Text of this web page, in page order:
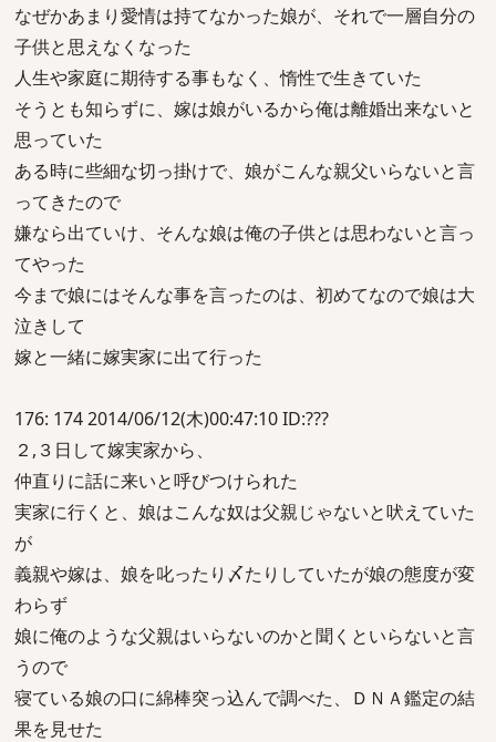
なぜかあまり愛情は持てなかった娘が、それで一層自分の
子供と思えなくなった
人生や家庭に期待する事もなく、惰性で生きていた
そうとも知らずに、嫁は娘がいるから俺は離婚出来ないと
思っていた
ある時に些細な切っ掛けで、娘がこんな親父いらないと言
ってきたので
嫌なら出ていけ、そんな娘は俺の子供とは思わないと言っ
てやった
今まで娘にはそんな事を言ったのは、初めてなので娘は大
泣きして
嫁と一緒に嫁実家に出て行った
176: 174 2014/06/12(木)00:47:10 ID:???
２,３日して嫁実家から、
仲直りに話に来いと呼びつけられた
実家に行くと、娘はこんな奴は父親じゃないと吠えていた
が
義親や嫁は、娘を叱ったり〆たりしていたが娘の態度が変
わらず
娘に俺のような父親はいらないのかと聞くといらないと言
うので
寝ている娘の口に綿棒突っ込んで調べた、ＤＮＡ鑑定の結
果を見せた